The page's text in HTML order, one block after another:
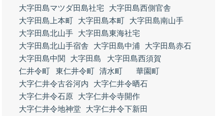
大字田島マツダ田島社宅
大字田島西側官舎
大字田島上本町
大字田島本町
大字田島南山手
大字田島北山手
大字田島東海社宅
大字田島北山手宿舎
大字田島中浦
大字田島赤石
大字田島中関
大字田島
大字田島西須賀
仁井令町
東仁井令町 清水町
華園町
大字仁井令古谷河内
大字仁井令晒石
大字仁井令石原
大字仁井令寺開作
大字仁井令地神堂
大字仁井令下新田